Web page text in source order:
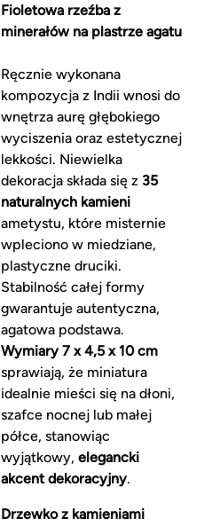
Fioletowa rzeźba z
minerałów na plastrze agatu
Ręcznie wykonana
kompozycja z Indii wnosi do
wnętrza aurę głębokiego
wyciszenia oraz estetycznej
lekkości. Niewielka
dekoracja składa się z 35
naturalnych kamieni
ametystu, które misternie
wpleciono w miedziane,
plastyczne druciki.
Stabilność całej formy
gwarantuje autentyczna,
agatowa podstawa.
Wymiary 7 x 4,5 x 10 cm
sprawiają, że miniatura
idealnie mieści się na dłoni,
szafce nocnej lub małej
półce, stanowiąc
wyjątkowy, elegancki
akcent dekoracyjny.
Drzewko z kamieniami